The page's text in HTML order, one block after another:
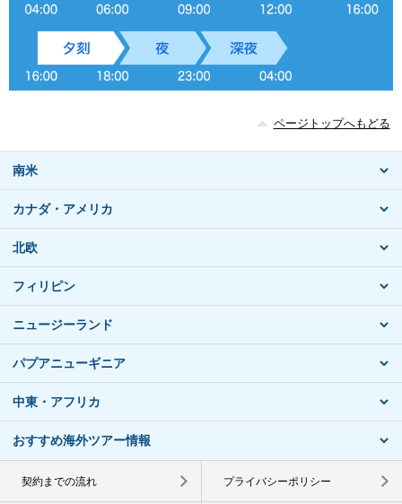
ページトップへもどる
南米
カナダ・アメリカ
北欧
フィリピン
ニュージーランド
パプアニューギニア
中東・アフリカ
おすすめ海外ツアー情報
契約までの流れ プライバシーポリシー